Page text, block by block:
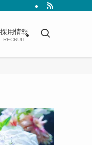
採用情報
RECRUIT